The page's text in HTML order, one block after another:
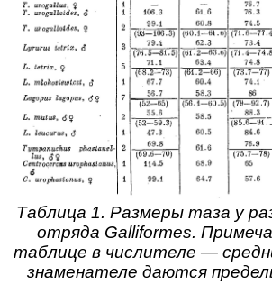
Таблица 1. Размеры таза у
отряда Galliformes.
таблице в числителе —
знаменателе даются